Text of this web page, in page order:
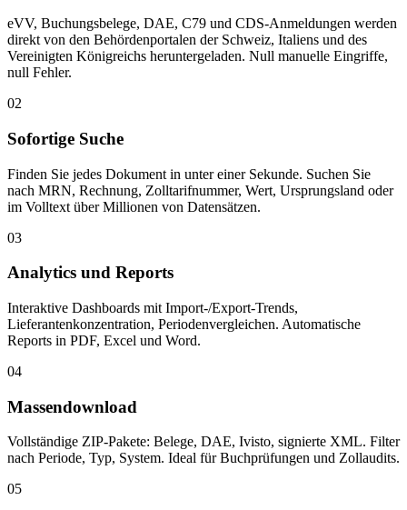
eVV, Buchungsbelege, DAE, C79 und CDS-Anmeldungen werden
direkt von den Behördenportalen der Schweiz, Italiens und des
Vereinigten Königreichs heruntergeladen. Null manuelle Eingriffe,
null Fehler.
02
Sofortige Suche
Finden Sie jedes Dokument in unter einer Sekunde. Suchen Sie
nach MRN, Rechnung, Zolltarifnummer, Wert, Ursprungsland oder
im Volltext über Millionen von Datensätzen.
03
Analytics und Reports
Interaktive Dashboards mit Import-/Export-Trends,
Lieferantenkonzentration, Periodenvergleichen. Automatische
Reports in PDF, Excel und Word.
04
Massendownload
Vollständige ZIP-Pakete: Belege, DAE, Ivisto, signierte XML. Filter
nach Periode, Typ, System. Ideal für Buchprüfungen und Zollaudits.
05